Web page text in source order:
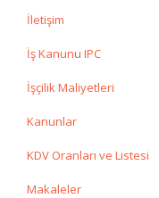
İletişim
İş Kanunu IPC
İşçilik Maliyetleri
Kanunlar
KDV Oranları ve Listesi
Makaleler